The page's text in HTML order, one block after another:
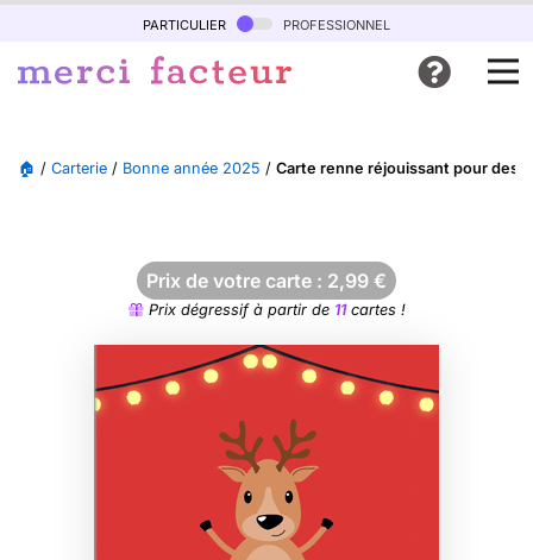
particulier professionnel
🏠 / Carterie / Bonne année 2025 / Carte renne réjouissant pour des
Prix de votre carte : 2,99 €
Prix dégressif à partir de 11cartes !